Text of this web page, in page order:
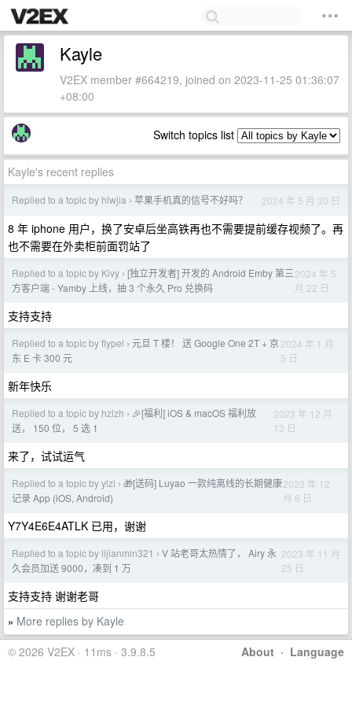
Kayle
V2EX member #664219, joined on 2023-11-25 01:36:07
+08:00
Switch topics list
Kayle's recent replies
Replied to a topic by hlwjia › 苹果手机真的信号不好吗？ 2024 年 5 月 30 日
8 年 iphone 用户，换了安卓后坐高铁再也不需要提前缓存视频了。再
也不需要在外卖柜前面罚站了
Replied to a topic by Kivy › [独立开发者] 开发的 Android Emby 第三
方客户端 - Yamby 上线，抽 3 个永久 Pro 兑换码
2024 年 5
月 22 日
支持支持
Replied to a topic by flypei › 元旦 T 楼！ 送 Google One 2T + 京
东 E 卡 300 元
2024 年 1 月
5 日
新年快乐
Replied to a topic by hzlzh › 🎉[福利] iOS & macOS 福利放
送， 150 位， 5 选 1
2023 年 12 月
13 日
来了，试试运气
Replied to a topic by yizi › 🎁[送码] Luyao 一款纯离线的长期健康
记录 App (iOS, Android)
2023 年 12
月 6 日
Y7Y4E6E4ATLK 已用，谢谢
Replied to a topic by lijianmin321 › V 站老哥太热情了， Airy 永
久会员加送 9000，凑到 1 万
2023 年 11 月
25 日
支持支持 谢谢老哥
» More replies by Kayle
About · Language
© 2026 V2EX · 11ms · 3.9.8.5